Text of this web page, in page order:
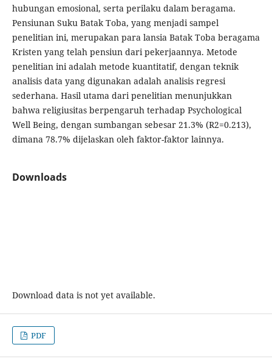
hubungan emosional, serta perilaku dalam beragama.
Pensiunan Suku Batak Toba, yang menjadi sampel
penelitian ini, merupakan para lansia Batak Toba beragama
Kristen yang telah pensiun dari pekerjaannya. Metode
penelitian ini adalah metode kuantitatif, dengan teknik
analisis data yang digunakan adalah analisis regresi
sederhana. Hasil utama dari penelitian menunjukkan
bahwa religiusitas berpengaruh terhadap Psychological
Well Being, dengan sumbangan sebesar 21.3% (R2=0.213),
dimana 78.7% dijelaskan oleh faktor-faktor lainnya.
Downloads
Download data is not yet available.
PDF